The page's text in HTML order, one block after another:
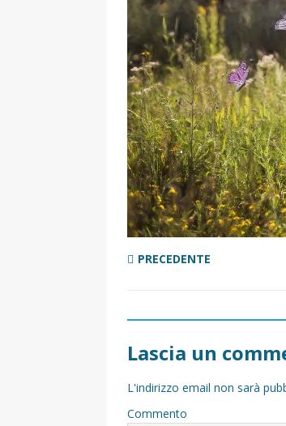
[ 2 Aprile
VIAGGI IN SICILIA
[ 17
DIDATTICHE
[ 19 Gennaio
VIAGGI IN
[ 20 Marzo
VIAGGI IN
PRECEDENTE
Lascia un
L'indirizzo email non sarà
Commento